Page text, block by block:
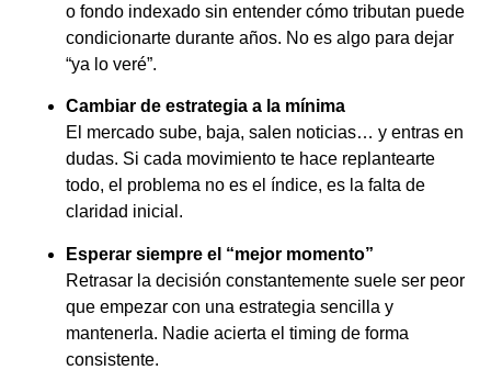
o fondo indexado sin entender cómo tributan puede
condicionarte durante años. No es algo para dejar
“ya lo veré”.
Cambiar de estrategia a la mínima
El mercado sube, baja, salen noticias… y entras en
dudas. Si cada movimiento te hace replantearte
todo, el problema no es el índice, es la falta de
claridad inicial.
Esperar siempre el “mejor momento”
Retrasar la decisión constantemente suele ser peor
que empezar con una estrategia sencilla y
mantenerla. Nadie acierta el timing de forma
consistente.